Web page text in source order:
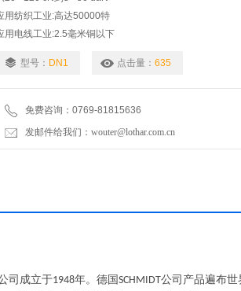
用纺织工业:高达50000特
用电线工业:2.5毫米铜以下
用于最大张力范围的手持式仪器。50丹
有大且易于读取刻度的张力计
型号： DN1 点击量： 635
免费咨询：0769-81815636
发邮件给我们：wouter@lothar.com.cn
司成立于1948年。德国 SCHMIDT公司产品遍布世